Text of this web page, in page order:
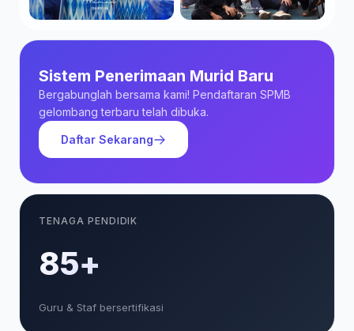
Sistem Penerimaan Murid Baru
Bergabunglah bersama kami! Pendaftaran SPMB
gelombang terbaru telah dibuka.
Daftar Sekarang
TENAGA PENDIDIK
85+
Guru & Staf bersertifikasi